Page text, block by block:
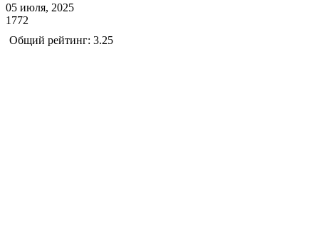
05 июля, 2025
1772
Общий рейтинг: 3.25